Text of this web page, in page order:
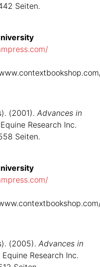
Seiten.
(2001). Advances in
Research Inc.
Seiten.
(2005). Advances in
Research Inc.